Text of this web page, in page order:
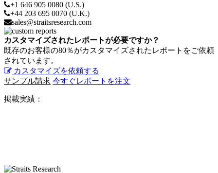
+1 646 905 0080 (U.S.)
+44 203 695 0070 (U.K.)
sales@straitsresearch.com
カスタマイズされたレポートが必要ですか？
既存のお客様の80％がカスタマイズされたレポートをご依頼
されています。
カスタマイズを依頼する
サンプル請求 今すぐレポートを注文
掲載実績：